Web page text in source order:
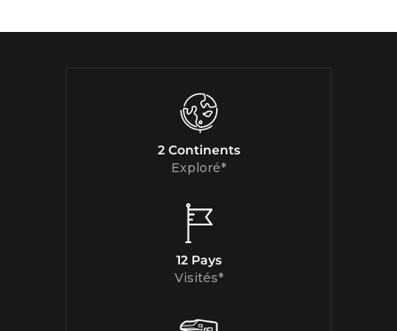
2 Continents
Exploré*
12 Pays
Visités*